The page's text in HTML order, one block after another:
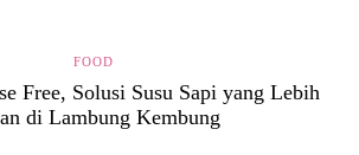
FOOD
Free, Solusi Susu Sapi yang Lebih
di Lambung Kembung